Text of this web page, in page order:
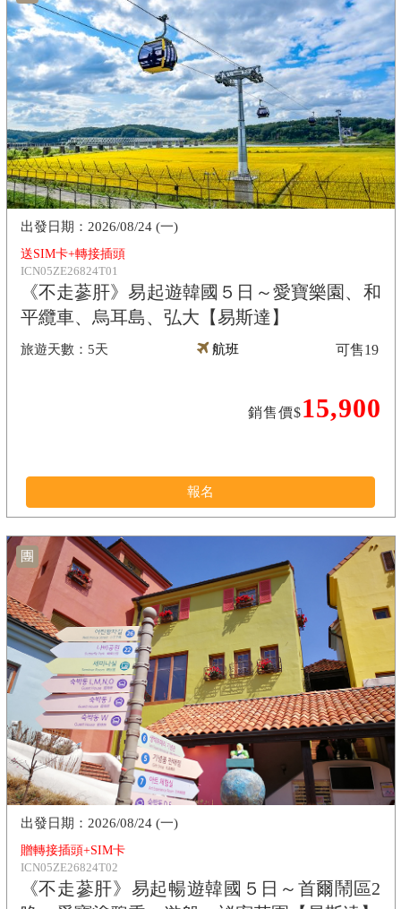
送SIM卡+轉接插頭
ICN05ZE26824T01
《不走蔘肝》易起遊韓國５日～愛寶樂園、和
平纜車、烏耳島、弘大【易斯達】
5天
2026/08/24 (一)
航班
銷售價$15,900
可售19
報名
團
贈轉接插頭+SIM卡
ICN05ZE26824T02
《不走蔘肝》易起暢遊韓國５日～首爾鬧區2
2026/08/24 (一)